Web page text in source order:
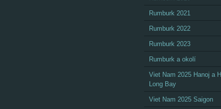
Rumburk 2021
Rumburk 2022
Rumburk 2023
Rumburk a okolí
Viet Nam 2025 Hanoj a
Long Bay
Viet Nam 2025 Saigon